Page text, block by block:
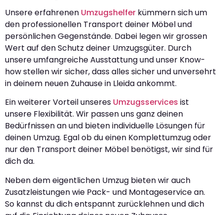
Unsere erfahrenen Umzugshelfer kümmern sich um
den professionellen Transport deiner Möbel und
persönlichen Gegenstände. Dabei legen wir grossen
Wert auf den Schutz deiner Umzugsgüter. Durch
unsere umfangreiche Ausstattung und unser Know-
how stellen wir sicher, dass alles sicher und unversehrt
in deinem neuen Zuhause in Lleida ankommt.
Ein weiterer Vorteil unseres Umzugsservices ist
unsere Flexibilität. Wir passen uns ganz deinen
Bedürfnissen an und bieten individuelle Lösungen für
deinen Umzug. Egal ob du einen Komplettumzug oder
nur den Transport deiner Möbel benötigst, wir sind für
dich da.
Neben dem eigentlichen Umzug bieten wir auch
Zusatzleistungen wie Pack- und Montageservice an.
So kannst du dich entspannt zurücklehnen und dich